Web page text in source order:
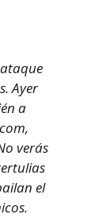
. Ayer
a
,
verás
el